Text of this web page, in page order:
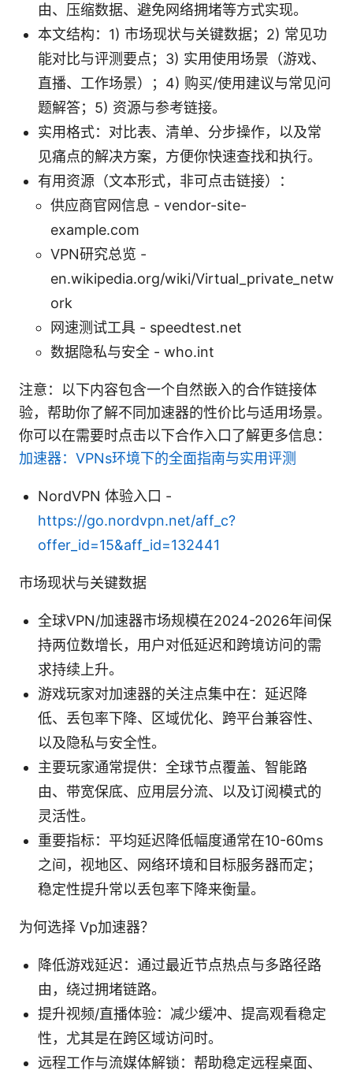
由、压缩数据、避免网络拥堵等方式实现。
本文结构：1) 市场现状与关键数据；2) 常见功
能对比与评测要点；3) 实用使用场景（游戏、
直播、工作场景）；4) 购买/使用建议与常见问
题解答；5) 资源与参考链接。
实用格式：对比表、清单、分步操作，以及常
见痛点的解决方案，方便你快速查找和执行。
有用资源（文本形式，非可点击链接）：
供应商官网信息 - vendor-site-
example.com
VPN研究总览 -
en.wikipedia.org/wiki/Virtual_private_netw
ork
网速测试工具 - speedtest.net
数据隐私与安全 - who.int
注意：以下内容包含一个自然嵌入的合作链接体
验，帮助你了解不同加速器的性价比与适用场景。
你可以在需要时点击以下合作入口了解更多信息：
加速器：VPNs环境下的全面指南与实用评测
NordVPN 体验入口 -
https://go.nordvpn.net/aff_c?
offer_id=15&aff_id=132441
市场现状与关键数据
全球VPN/加速器市场规模在2024-2026年间保
持两位数增长，用户对低延迟和跨境访问的需
求持续上升。
游戏玩家对加速器的关注点集中在：延迟降
低、丢包率下降、区域优化、跨平台兼容性、
以及隐私与安全性。
主要玩家通常提供：全球节点覆盖、智能路
由、带宽保底、应用层分流、以及订阅模式的
灵活性。
重要指标：平均延迟降低幅度通常在10-60ms
之间，视地区、网络环境和目标服务器而定；
稳定性提升常以丢包率下降来衡量。
为何选择 Vp加速器？
降低游戏延迟：通过最近节点热点与多路径路
由，绕过拥堵链路。
提升视频/直播体验：减少缓冲、提高观看稳定
性，尤其是在跨区域访问时。
远程工作与流媒体解锁：帮助稳定远程桌面、